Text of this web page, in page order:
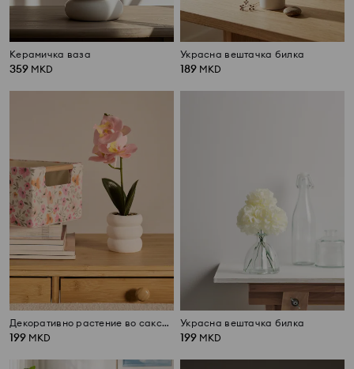
Керамичка ваза
359 MKD
Украсна вештачка билка
189 MKD
Декоративно растение во саксија – орхидеја
199 MKD
Украсна вештачка билка
199 MKD